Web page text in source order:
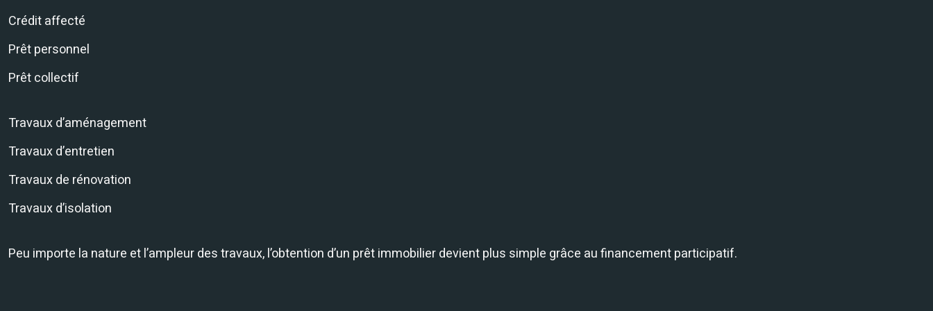
Crédit affecté
Prêt personnel
Prêt collectif
Travaux d’aménagement
Travaux d’entretien
Travaux de rénovation
Travaux d’isolation
Peu importe la nature et l’ampleur des travaux, l’obtention d’un prêt immobilier devient plus simple grâce au financement participatif.